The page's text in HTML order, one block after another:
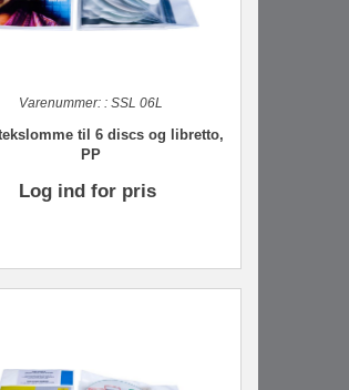
Varenummer:: SSL 06L
til 6 discs og libretto,
PP
Log ind for pris